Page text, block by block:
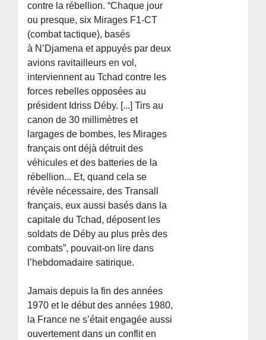
contre la rébellion. “Chaque jour
ou presque, six Mirages F1-CT
(combat tactique), basés
à N’Djamena et appuyés par deux
avions ravitailleurs en vol,
interviennent au Tchad contre les
forces rebelles opposées au
président Idriss Déby. [...] Tirs au
canon de 30 millimètres et
largages de bombes, les Mirages
français ont déjà détruit des
véhicules et des batteries de la
rébellion... Et, quand cela se
révèle nécessaire, des Transall
français, eux aussi basés dans la
capitale du Tchad, déposent les
soldats de Déby au plus près des
combats”, pouvait-on lire dans
l’hebdomadaire satirique.
Jamais depuis la fin des années
1970 et le début des années 1980,
la France ne s’était engagée aussi
ouvertement dans un conflit en